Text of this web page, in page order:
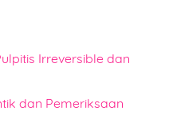
Irreversible dan
dan Pemeriksaan